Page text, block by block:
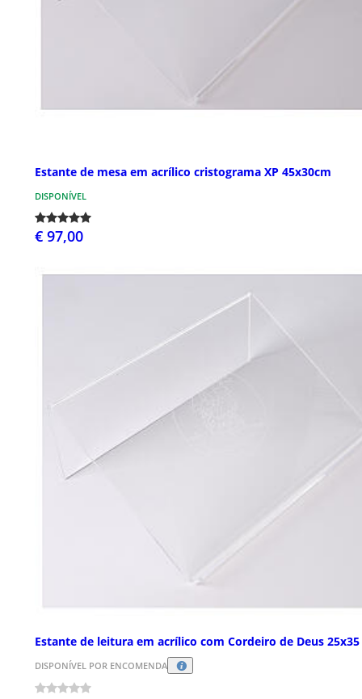
Estante de mesa em acrílico cristograma XP 45x30cm
DISPONÍVEL
€ 97,00
Estante de leitura em acrílico com Cordeiro de Deus
DISPONÍVEL POR ENCOMENDA